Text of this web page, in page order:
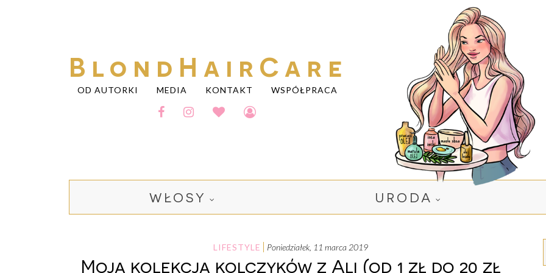
BlondHairCare
OD AUTORKI MEDIA KONTAKT WSPÓŁPRACA
WŁOSY URODA
LIFESTYLE poniedziałek, 11 marca 2019
Moja kolekcja kolczyków z Ali (od 1 zł do 20 zł